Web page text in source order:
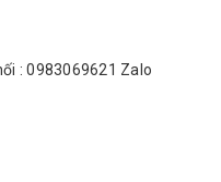
: 0983069621 Zalo